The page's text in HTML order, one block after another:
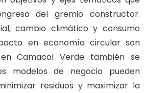
del gremio constructor.
cambio climático y consumo
en economía circular son
Camacol Verde también se
modelos de negocio pueden
residuos y maximizar la